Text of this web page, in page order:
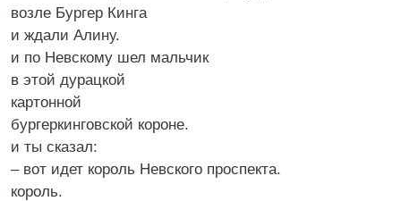
возле Бургер Кинга
и ждали Алину.
и по Невскому шел мальчик
в этой дурацкой
картонной
бургеркинговской короне.
и ты сказал:
– вот идет король Невского проспекта.
король.